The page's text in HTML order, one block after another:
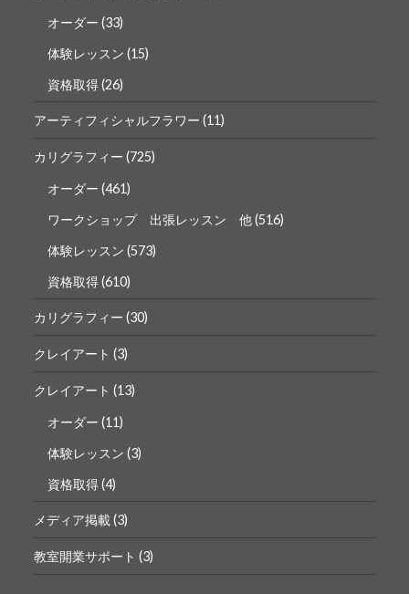
オーダー (33)
体験レッスン (15)
資格取得(26)
アーティフィシャルフラワー (11)
カリグラフィー (725)
オーダー (461)
ワークショップ 出張レッスン 他(516)
体験レッスン (573)
資格取得(610)
カリグラフィー (30)
クレイアート (3)
クレイアート (13)
オーダー (11)
体験レッスン (3)
資格取得(4)
メディア掲載 (3)
教室開業サポート (3)